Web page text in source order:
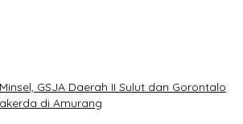
GSJA Daerah II Sulut dan Gorontalo
di Amurang